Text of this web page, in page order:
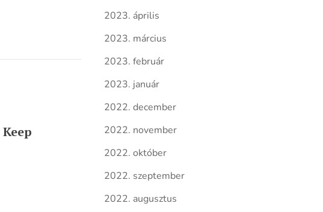
Keep
2023. április
2023. március
2023. február
2023. január
2022. december
2022. november
2022. október
2022. szeptember
2022. augusztus